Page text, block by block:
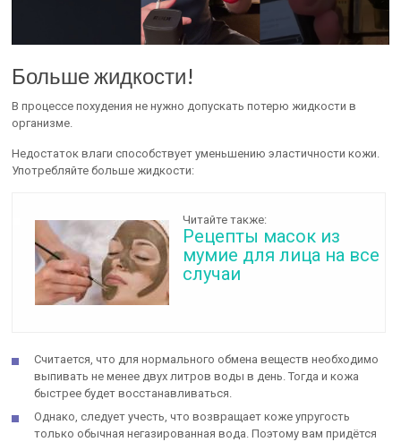
Больше жидкости!
В процессе похудения не нужно допускать потерю жидкости в
организме.
Недостаток влаги способствует уменьшению эластичности кожи.
Употребляйте больше жидкости:
Читайте также:
Рецепты масок из
мумие для лица на все
случаи
Считается, что для нормального обмена веществ необходимо
выпивать не менее двух литров воды в день. Тогда и кожа
быстрее будет восстанавливаться.
Однако, следует учесть, что возвращает коже упругость
только обычная негазированная вода. Поэтому вам придётся